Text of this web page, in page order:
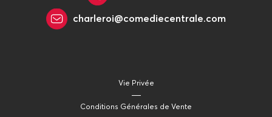
charleroi@comediecentrale.com
Vie Privée
Conditions Générales de Vente